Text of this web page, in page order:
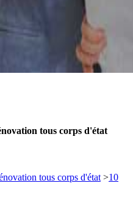
tous corps d'état
tous corps d'état >10